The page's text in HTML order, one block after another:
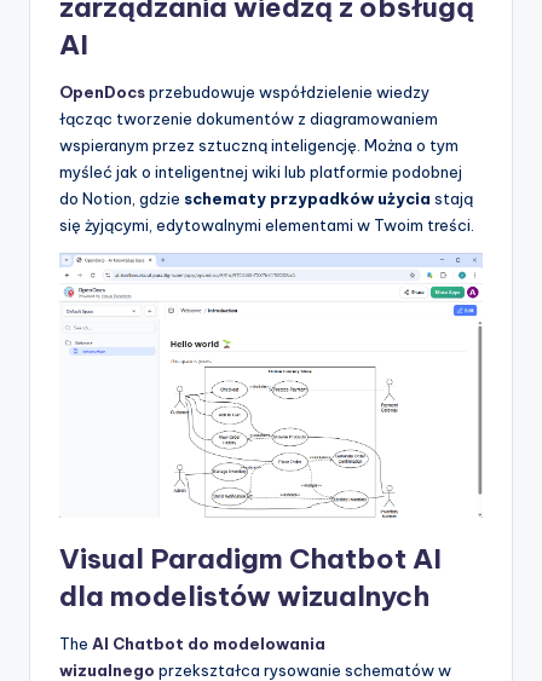
zarządzania wiedzą z obsługą
AI
OpenDocsprzebudowuje współdzielenie wiedzy
łącząc tworzenie dokumentów z diagramowaniem
wspieranym przez sztuczną inteligencję. Można o tym
myśleć jak o inteligentnej wiki lub platformie podobnej
do Notion, gdzie schematy przypadków użycia stają
się żyjącymi, edytowalnymi elementami w Twoim treści.
Visual Paradigm Chatbot AI
dla modelistów wizualnych
The AI Chatbot do modelowania
wizualnego przekształca rysowanie schematów w